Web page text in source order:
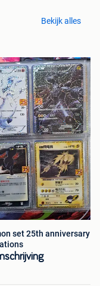
Bekijk alles
set 25th anniversary